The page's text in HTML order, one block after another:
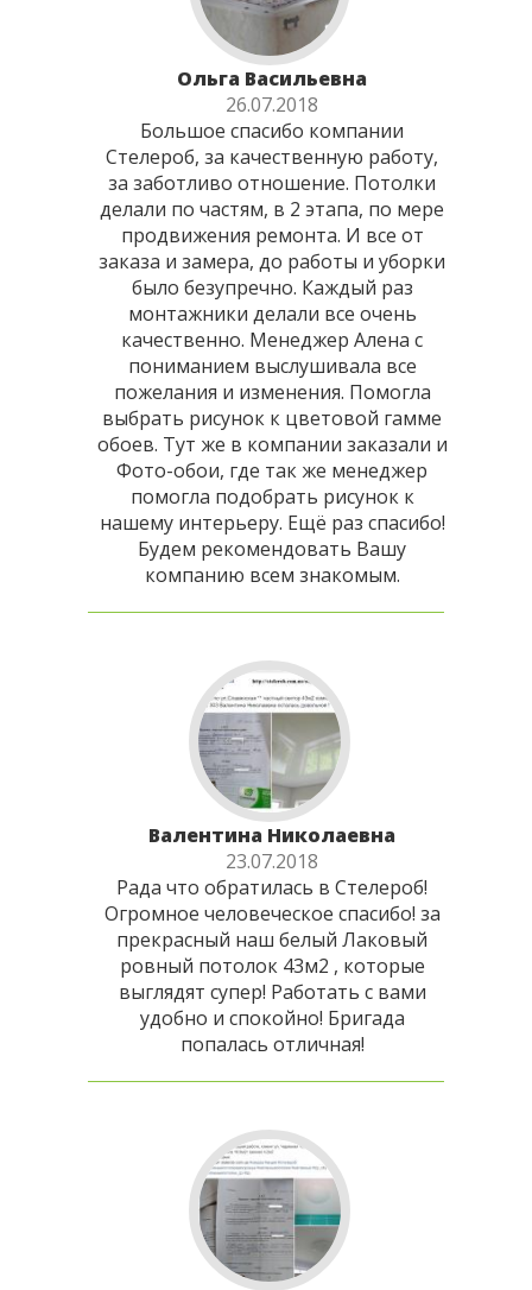
Ольга Васильевна
26.07.2018
Большое спасибо компании
Стелероб, за качественную работу,
за заботливо отношение. Потолки
делали по частям, в 2 этапа, по мере
продвижения ремонта. И все от
заказа и замера, до работы и уборки
было безупречно. Каждый раз
монтажники делали все очень
качественно. Менеджер Алена с
пониманием выслушивала все
пожелания и изменения. Помогла
выбрать рисунок к цветовой гамме
обоев. Тут же в компании заказали и
Фото-обои, где так же менеджер
помогла подобрать рисунок к
нашему интерьеру. Ещё раз спасибо!
Будем рекомендовать Вашу
компанию всем знакомым.
Валентина Николаевна
23.07.2018
Рада что обратилась в Стелероб!
Огромное человеческое спасибо! за
прекрасный наш белый Лаковый
ровный потолок 43м2 , которые
выглядят супер! Работать с вами
удобно и спокойно! Бригада
попалась отличная!